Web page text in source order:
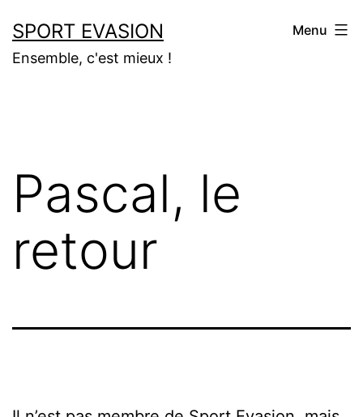
au
contenu
SPORT EVASION
Ensemble, c'est mieux !
Menu
Pascal, le
retour